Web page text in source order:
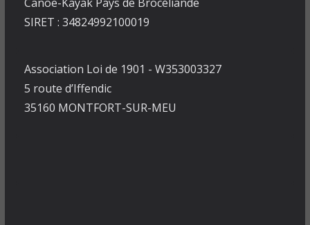
SIRET : 34824992100019
Association Loi de 1901 - W353003327
5 route d’Iffendic
35160 MONTFORT-SUR-MEU